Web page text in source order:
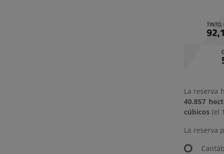
La reserva
40.857
cúbicos (el
La reserva